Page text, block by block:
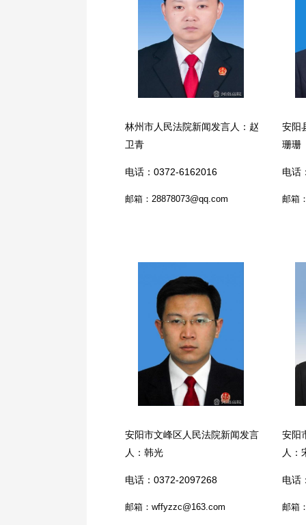
林州市人民法院新闻发言人：赵
卫青
电话：0372-6162016
邮箱：28878073@qq.com
安阳
珊珊
电话
邮箱
安阳市文峰区人民法院新闻发言
人：韩光
电话：0372-2097268
邮箱：wffyzzc@163.com
安阳
人：
电话
邮箱